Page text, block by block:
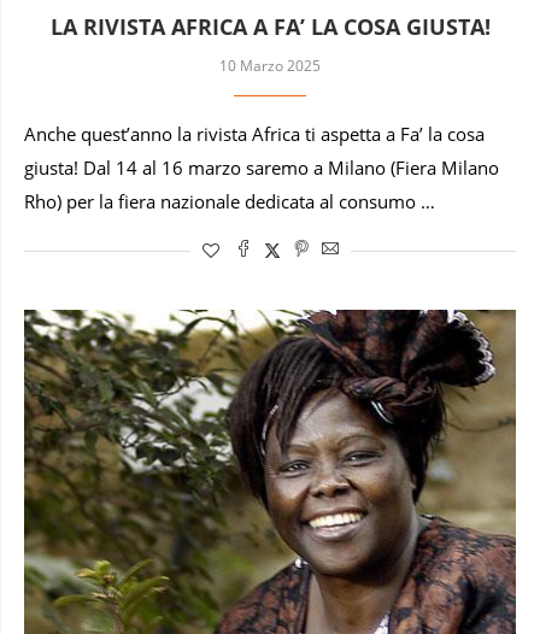
LA RIVISTA AFRICA A FA’ LA COSA GIUSTA!
10 Marzo 2025
Anche quest’anno la rivista Africa ti aspetta a Fa’ la cosa
giusta! Dal 14 al 16 marzo saremo a Milano (Fiera Milano
Rho) per la fiera nazionale dedicata al consumo …